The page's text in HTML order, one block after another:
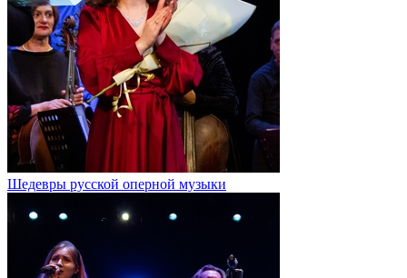
Шедевры русской оперной музыки